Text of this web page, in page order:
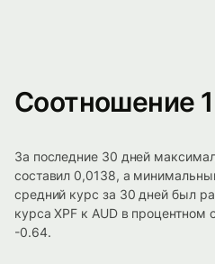
Соотношение 1
За последние 30 дней
составил 0,0138, а
средний курс за 30 дней был
курса XPF к AUD в процентном
-0.64.